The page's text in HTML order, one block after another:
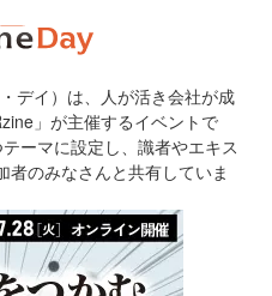
デイ）は、人が活き会社が成
」が主催するイベントで
ーマに設定し、識者やエキス
のみなさんと共有していま